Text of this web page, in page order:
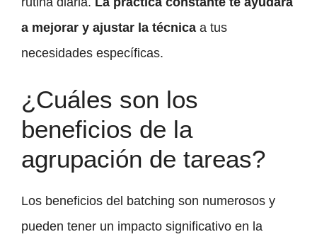
a mejorar y ajustar la técnica a tus
necesidades específicas.
¿Cuáles son los
beneficios de la
agrupación de tareas?
Los beneficios del batching son numerosos y
pueden tener un impacto significativo en la